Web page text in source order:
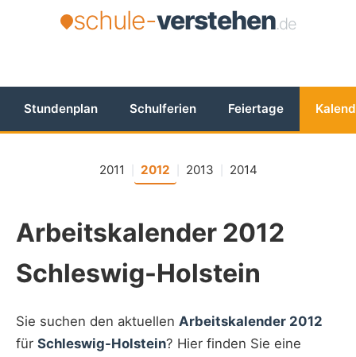
schule-verstehen.de
Stundenplan Schulferien Feiertage
2011 2012 2013 2014
Arbeitskalender 2012
Schleswig-Holstein
Sie suchen den aktuellen Arbeitskalender 2012
für Schleswig-Holstein? Hier finden Sie eine